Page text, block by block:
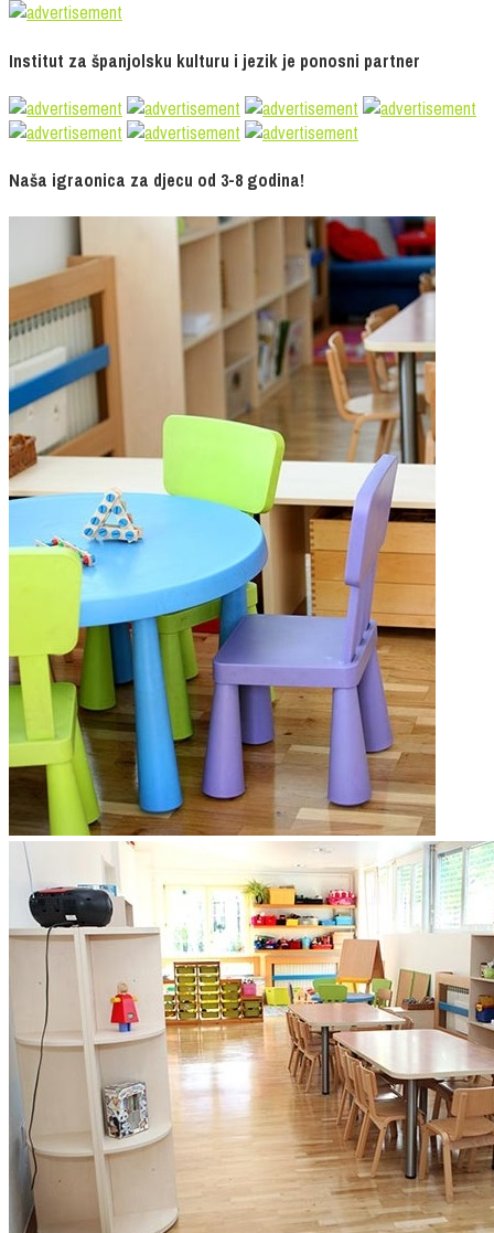
Institut za španjolsku kulturu i jezik je ponosni partner
Naša igraonica za djecu od 3-8 godina!